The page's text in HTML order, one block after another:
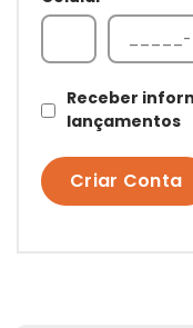
Receber
lançamentos
Criar Conta